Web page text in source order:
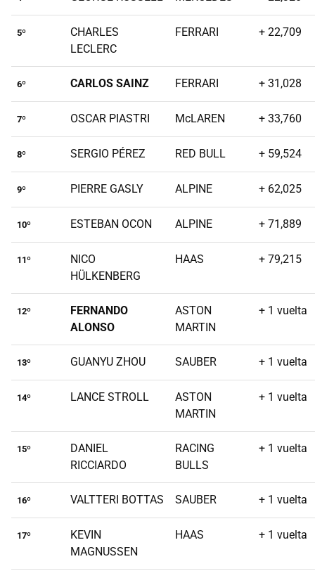
5º
CHARLES
LECLERC
FERRARI + 22,709
6º CARLOS SAINZ FERRARI + 31,028
7º OSCAR PIASTRI McLAREN + 33,760
8º SERGIO PÉREZ RED BULL + 59,524
9º PIERRE GASLY ALPINE + 62,025
10º ESTEBAN OCON ALPINE + 71,889
11º
NICO
HÜLKENBERG
HAAS + 79,215
12º
FERNANDO
ALONSO
ASTON
MARTIN
+ 1 vuelta
13º GUANYU ZHOU SAUBER + 1 vuelta
14º LANCE STROLL
ASTON
MARTIN
+ 1 vuelta
15º
DANIEL
RICCIARDO
RACING
BULLS
+ 1 vuelta
16º VALTTERI BOTTAS SAUBER + 1 vuelta
17º
KEVIN
MAGNUSSEN
HAAS + 1 vuelta